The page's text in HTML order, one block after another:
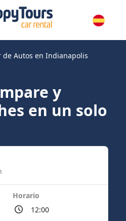
de Autos en Indianapolis
y
en un solo
Horario